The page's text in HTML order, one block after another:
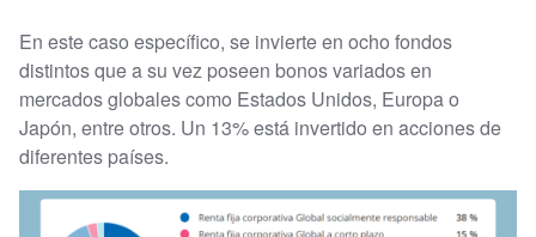
En este caso específico, se invierte en ocho fondos
distintos que a su vez poseen bonos variados en
mercados globales como Estados Unidos, Europa o
Japón, entre otros. Un 13% está invertido en acciones de
diferentes países.